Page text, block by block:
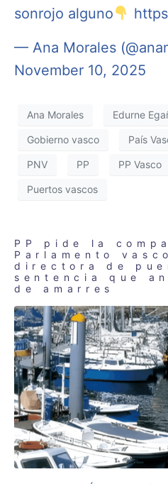
sonrojo alguno
— Ana Morales
November 10, 2025
Ana Morales Edurne
Gobierno vasco País
PNV PP PP Vasco
Puertos vascos
PP pide la
Parlamento
directora de
sentencia que
de amarres